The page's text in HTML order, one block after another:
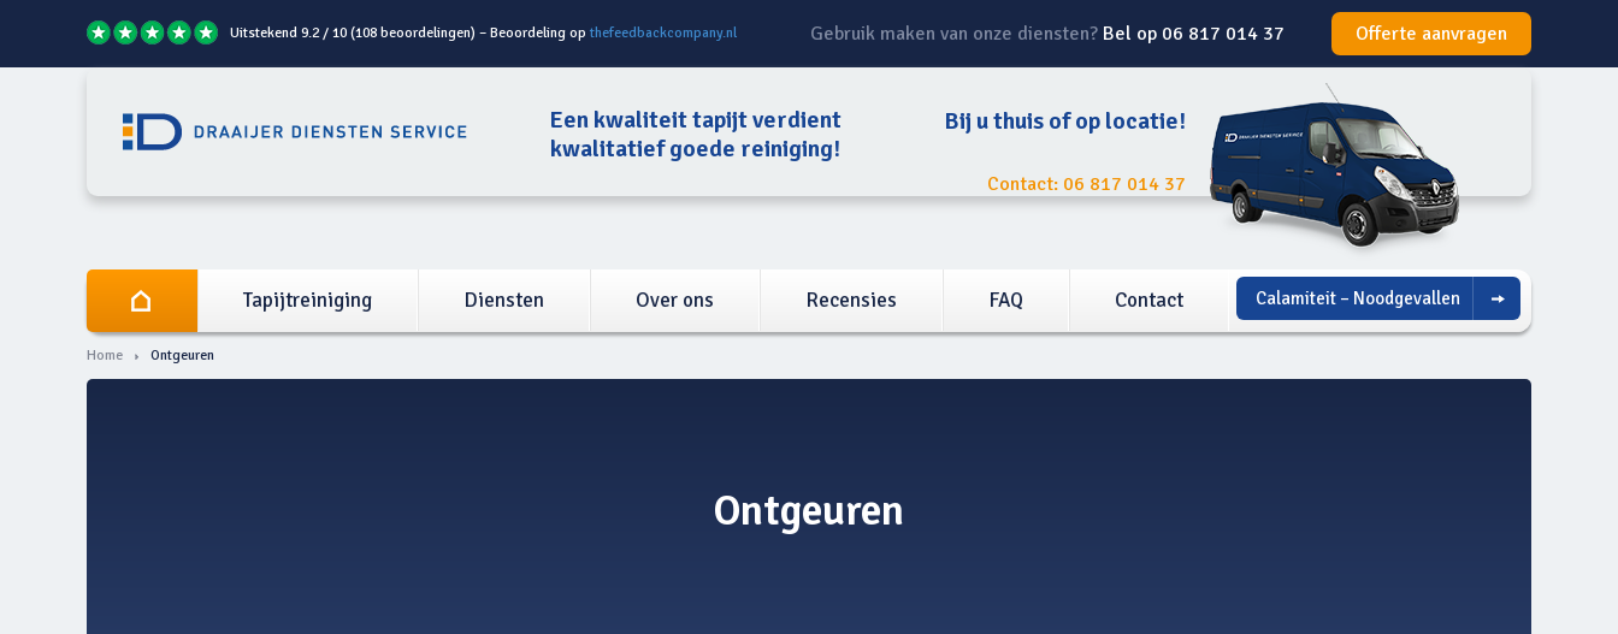
Uitstekend 9.2 / 10 (108 beoordelingen) – Beoordeling op thefeedbackcompany.nl Gebruik maken van onze diensten? Bel op 06 817 014 37 Offerte aanvragen
Bij u thuis of op locatie!
Contact: 06 817 014 37
Een kwaliteit tapijt verdient
kwalitatief goede reiniging!
Tapijtreiniging Diensten Over ons Recensies FAQ Contact Calamiteit – Noodgevallen
Home Ontgeuren
Ontgeuren